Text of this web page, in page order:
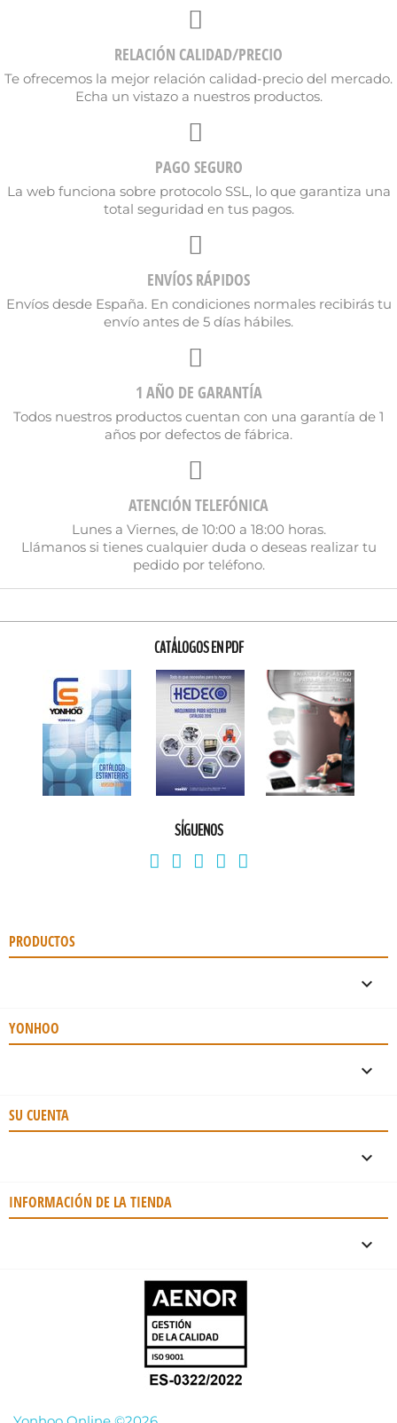
RELACIÓN CALIDAD/PRECIO
Te ofrecemos la mejor relación calidad-precio del mercado.
Echa un vistazo a nuestros productos.
PAGO SEGURO
La web funciona sobre protocolo SSL, lo que garantiza una
total seguridad en tus pagos.
ENVÍOS RÁPIDOS
Envíos desde España. En condiciones normales recibirás tu
envío antes de 5 días hábiles.
1 AÑO DE GARANTÍA
Todos nuestros productos cuentan con una garantía de 1
años por defectos de fábrica.
ATENCIÓN TELEFÓNICA
Lunes a Viernes, de 10:00 a 18:00 horas.
Llámanos si tienes cualquier duda o deseas realizar tu
pedido por teléfono.
CATÁLOGOS EN PDF
SÍGUENOS
PRODUCTOS

YONHOO

SU CUENTA

INFORMACIÓN DE LA TIENDA
keyboard_arrow_down
Crear lista de deseos ×